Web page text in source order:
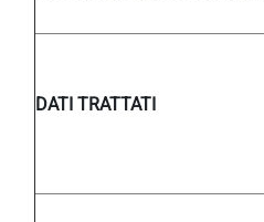
DATI TRATTATI